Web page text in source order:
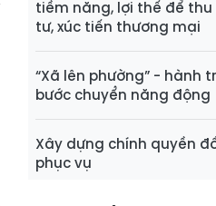
tiềm năng, lợi thế để
tư, xúc tiến thương mại
“Xã lên phường” - hành
bước chuyển năng động
Xây dựng chính quyền
phục vụ